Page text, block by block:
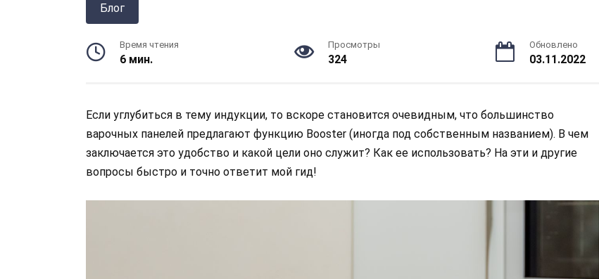
Блог
Время чтения
6 мин.
Просмотры
324
Обновлено
03.11.2022
Если углубиться в тему индукции, то вскоре становится очевидным, что большинство
варочных панелей предлагают функцию Booster (иногда под собственным названием). В чем
заключается это удобство и какой цели оно служит? Как ее использовать? На эти и другие
вопросы быстро и точно ответит мой гид!